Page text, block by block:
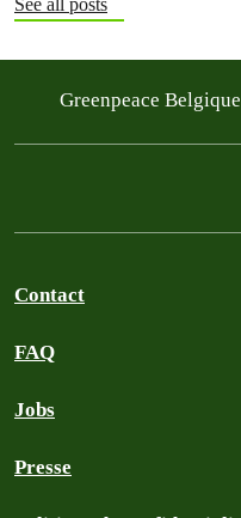
See all posts
Greenpeace Belgique
Contact
FAQ
Jobs
Presse